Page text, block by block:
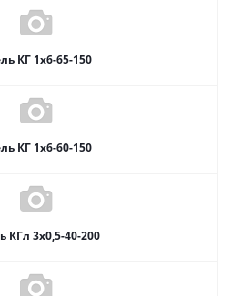
КГ 1х6-65-150
КГ 1х6-60-150
КГл 3х0,5-40-200